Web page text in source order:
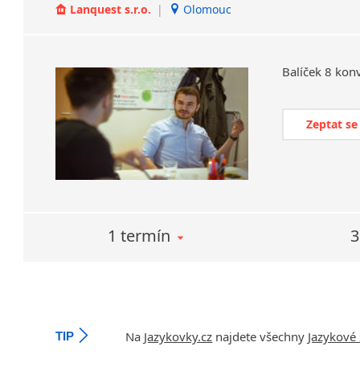
Lanquest s.r.o. | Olomouc
Balíček 8
Zeptat
1 termín
TIP Na Jazykovky.cz najdete všechny